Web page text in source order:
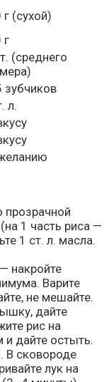
г (сухой)
г
(среднего
зубчиков
л.
прозрачной
1 часть риса —
1 ст. л. масла.
накройте
Варите
не мешайте.
дайте
рис на
дайте остыть.
В сковороде
лук на